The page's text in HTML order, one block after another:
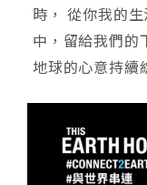
時， 從你我的
中，留給我們的
地球的心意持續